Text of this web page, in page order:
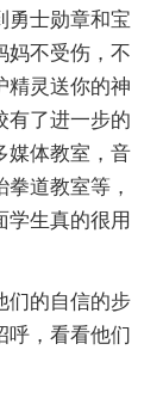
勇士勋章和宝
妈不受伤，不
精灵送你的神
有了进一步的
媒体教室，音
道教室等，
学生真的很用
们的自信的步
呼，看看他们